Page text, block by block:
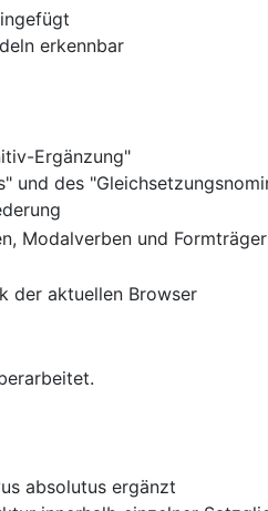
erkennbar
Ergänzung"
und des
Modalverben und Formträger
der aktuellen Browser
absolutus ergänzt